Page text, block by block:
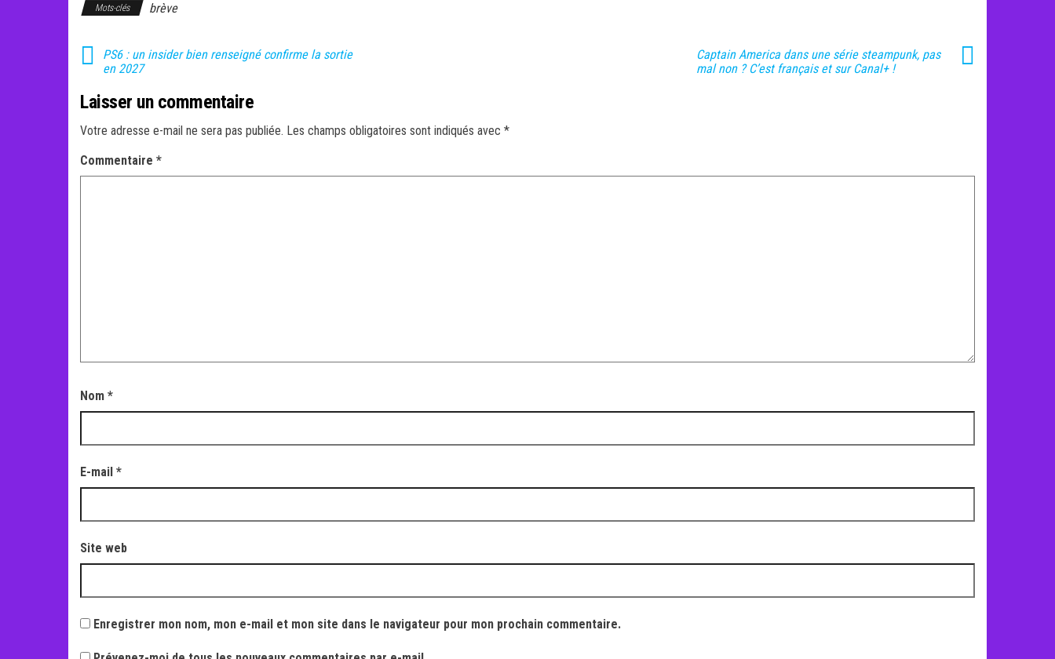
Mots-clés brève
PS6 : un insider bien renseigné confirme la sortie
en 2027
Captain America dans une série steampunk, pas
mal non ? C’est français et sur Canal+ !
Laisser un commentaire
Votre adresse e-mail ne sera pas publiée. Les champs obligatoires sont indiqués avec *
Commentaire *
Nom *
E-mail *
Site web
Enregistrer mon nom, mon e-mail et mon site dans le navigateur pour mon prochain commentaire.